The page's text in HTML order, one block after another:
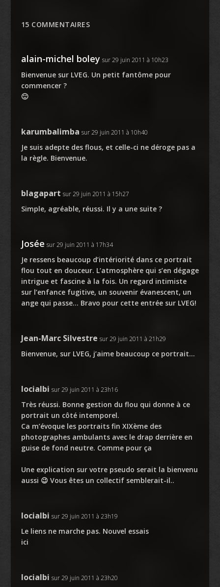
15 COMMENTAIRES
alain-michel boley sur 29 juin 2011 à 10h23
Bienvenue sur LVEG. Un petit fantôme pour
commencer ?
🙂
karumbalimba sur 29 juin 2011 à 10h40
Je suis adepte des flous, et celle-ci ne déroge pas a
la règle. Bienvenue.
blagapart sur 29 juin 2011 à 15h27
Simple, agréable, réussi. Il y a une suite ?
Josée sur 29 juin 2011 à 17h34
Je ressens beaucoup d’intériorité dans ce portrait
flou tout en douceur. L’atmosphère qui s’en dégage
intrigue et fascine à la fois. Un regard intimiste
sur l’enfance fugitive, un souvenir évanescent, un
ange qui passe… Bravo pour cette entrée sur LVEG!
Jean-Marc Silvestre sur 29 juin 2011 à 21h29
Bienvenue, sur LVEG, j’aime beaucoup ce portrait…
locialbi sur 29 juin 2011 à 23h16
Très réussi. Bonne gestion du flou qui donne à ce
portrait un côté intemporel.
Ca m’évoque les portraits fin XIXème des
photographes ambulants avec le drap derrière en
guise de fond neutre. Comme pour ça
Une explication sur votre pseudo serait la bienvenu
aussi 😉 Vous êtes un collectif semblerait-il..
locialbi sur 29 juin 2011 à 23h19
Le liens ne marche pas. Nouvel essais
ici
locialbi sur 29 juin 2011 à 23h20